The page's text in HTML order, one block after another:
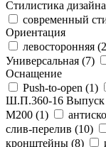
Стилистика дизайна
современный
Ориентация
левосторонняя (
Универсальная (7)
Оснащение
Push-to-open (1)
Ш.П.360-16 Выпуск
М200 (1)
слив-перелив (10)
кронштейны (8)